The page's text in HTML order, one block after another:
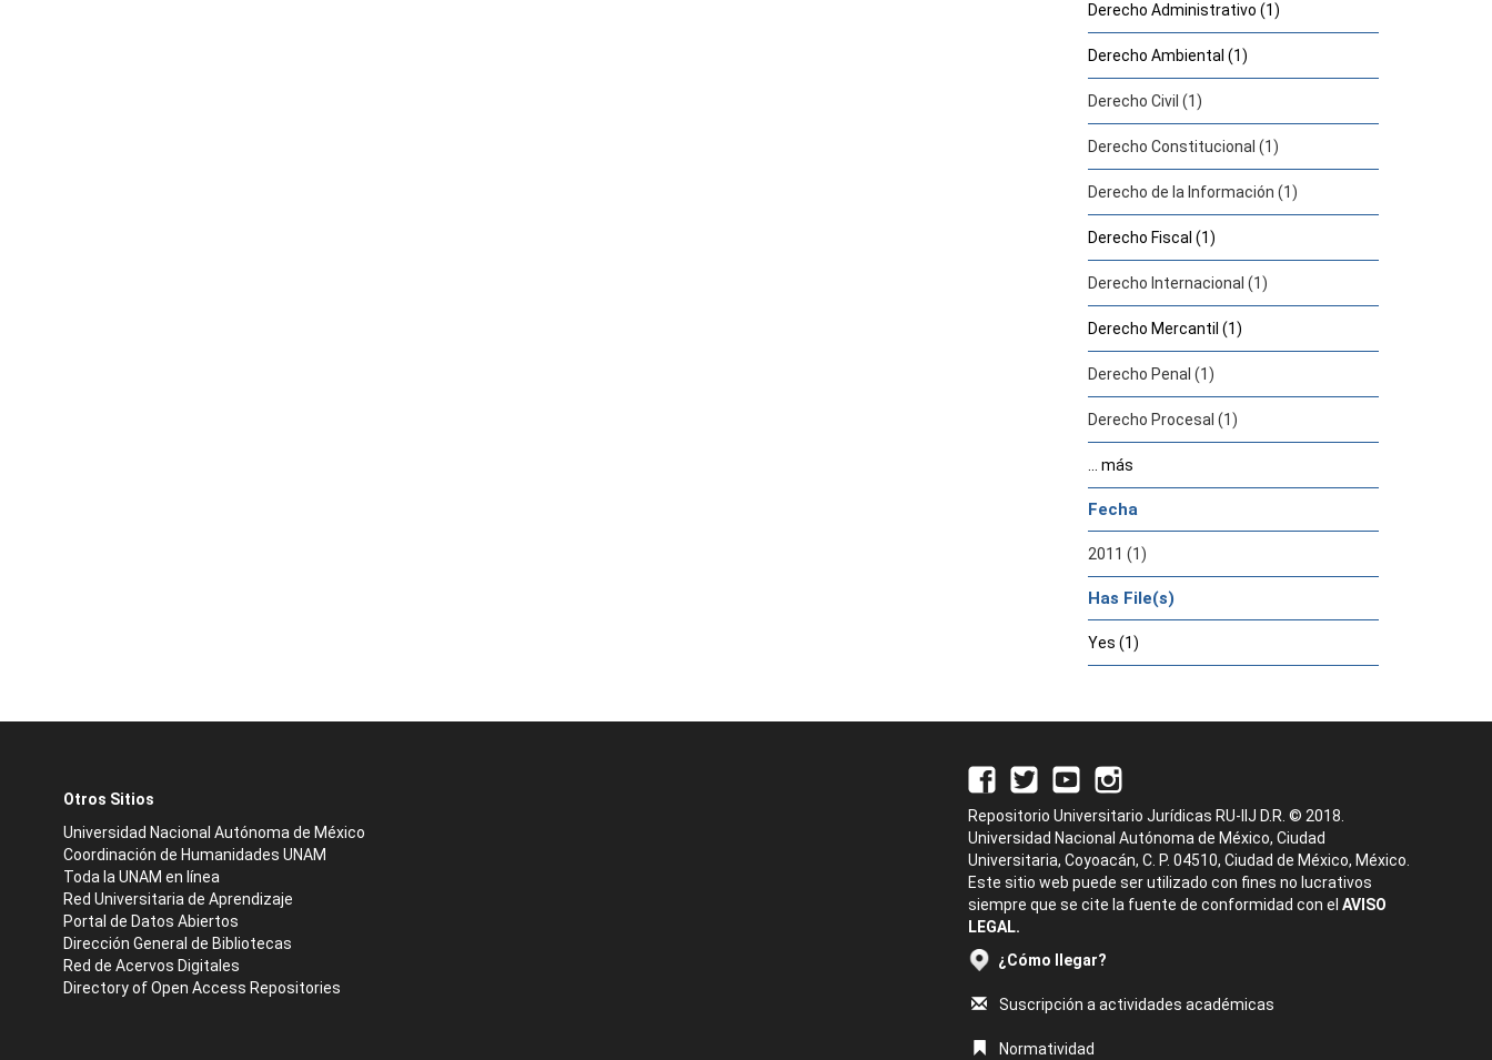
Derecho Administrativo (1)
Derecho Ambiental (1)
Derecho Civil (1)
Derecho Constitucional (1)
Derecho de la Información (1)
Derecho Fiscal (1)
Derecho Internacional (1)
Derecho Mercantil (1)
Derecho Penal (1)
Derecho Procesal (1)
... más
Fecha
2011 (1)
Has File(s)
Yes (1)
Otros Sitios
Universidad Nacional Autónoma de México
Coordinación de Humanidades UNAM
Toda la UNAM en línea
Red Universitaria de Aprendizaje
Portal de Datos Abiertos
Dirección General de Bibliotecas
Red de Acervos Digitales
Directory of Open Access Repositories
Repositorio Universitario Jurídicas RU-IIJ D.R. © 2018.
Universidad Nacional Autónoma de México, Ciudad
Universitaria, Coyoacán, C. P. 04510, Ciudad de México, México.
Este sitio web puede ser utilizado con fines no lucrativos
siempre que se cite la fuente de conformidad con el AVISO
LEGAL.
¿Cómo llegar?
Suscripción a actividades académicas
Normatividad